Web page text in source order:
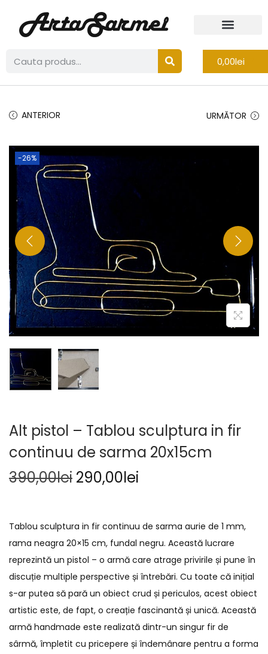
0,00lei
ANTERIOR URMĂTOR
-26%
Alt pistol – Tablou sculptura in fir
continuu de sarma 20x15cm
390,00lei 290,00lei
Tablou sculptura in fir continuu de sarma aurie de 1 mm,
rama neagra 20×15 cm, fundal negru. Această lucrare
reprezintă un pistol – o armă care atrage privirile și pune în
discuție multiple perspective și întrebări. Cu toate că inițial
s-ar putea să pară un obiect crud și periculos, acest obiect
artistic este, de fapt, o creație fascinantă și unică. Această
armă handmade este realizată dintr-un singur fir de
sârmă, împletit cu pricepere și îndemânare pentru a forma